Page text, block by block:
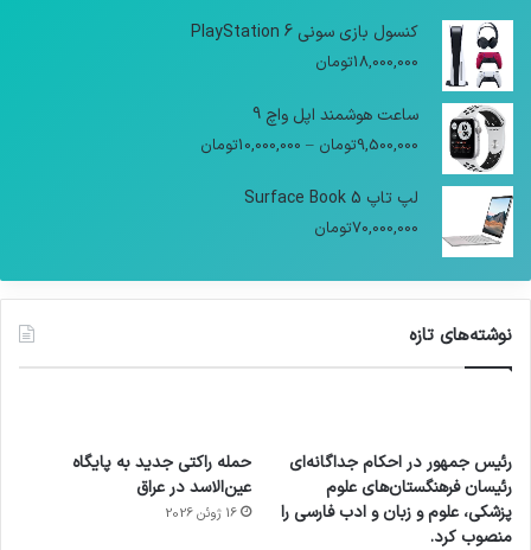
کنسول بازی سونی PlayStation 6
18,000,000تومان
ساعت هوشمند اپل واچ 9
9,500,000تومان –
10,000,000تومان
لپ تاپ Surface Book 5
70,000,000تومان
نوشته‌های تازه
رئیس جمهور در احکام جداگانه‌ای
رئیسان فرهنگستان‌های علوم
پزشکی، علوم و زبان و ادب فارسی را
منصوب کرد.
حمله راکتی جدید به پایگاه
عین‌الاسد در عراق
16 ژوئن 2026